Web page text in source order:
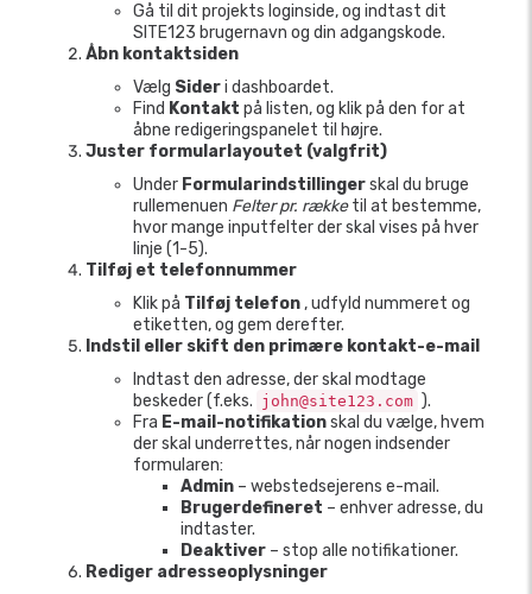
Gå til dit projekts loginside, og indtast dit
SITE123 brugernavn og din adgangskode.
Åbn kontaktsiden
Vælg Sideri dashboardet.
Find Kontakt på listen, og klik på den for at
åbne redigeringspanelet til højre.
Juster formularlayoutet (valgfrit)
Under Formularindstillingerskal du bruge
rullemenuen Felter pr. rækketil at bestemme,
hvor mange inputfelter der skal vises på hver
linje (1-5).
Tilføj et telefonnummer
Klik på Tilføj telefon , udfyld nummeret og
etiketten, og gem derefter.
Indstil eller skift den primære kontakt-e-mail
Indtast den adresse, der skal modtage
beskeder (f.eks. john@site123.com ).
Fra E-mail-notifikationskal du vælge, hvem
der skal underrettes, når nogen indsender
formularen:
Admin – webstedsejerens e-mail.
Brugerdefineret – enhver adresse, du
indtaster.
Deaktiver – stop alle notifikationer.
Rediger adresseoplysninger